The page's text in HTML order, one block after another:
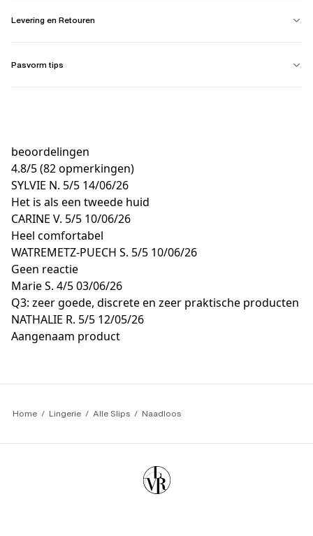
Levering en Retouren
Pasvorm tips
beoordelingen
4.8/5(82 opmerkingen)
SYLVIE N. 5/5 14/06/26
Het is als een tweede huid
CARINE V. 5/5 10/06/26
Heel comfortabel
WATREMETZ-PUECH S. 5/5 10/06/26
Geen reactie
Marie S. 4/503/06/26
Q3: zeer goede, discrete en zeer praktische producten
NATHALIE R. 5/5 12/05/26
Aangenaam product
Home Lingerie Alle Slips Naadloos